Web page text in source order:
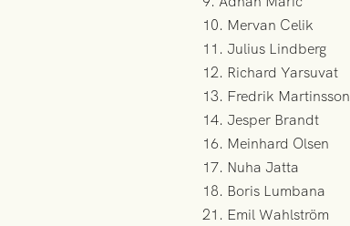
10. Mervan Celik
11. Julius Lindberg
12. Richard Yarsuvat
13. Fredrik Martinsson
14. Jesper Brandt
16. Meinhard Olsen
17. Nuha Jatta
18. Boris Lumbana
21. Emil Wahlström